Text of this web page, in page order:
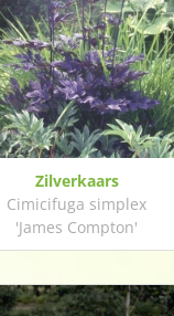
Zilverkaars
Cimicifuga simplex
'James Compton'